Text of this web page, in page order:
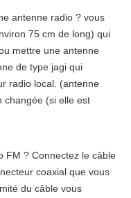
antenne radio ? vous
75 cm de long) qui
mettre une antenne
de type jagi qui
radio local. (antenne
changée (si elle est
FM ? Connectez le câble
coaxial que vous
du câble vous